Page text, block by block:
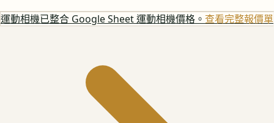
運動相機已整合 Google Sheet 運動相機價格。 查看完整報價單